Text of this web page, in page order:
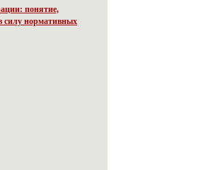
понятие,
силу нормативных